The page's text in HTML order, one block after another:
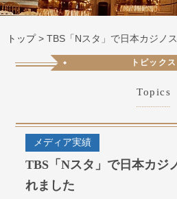
トップ> TBS「Nスタ」で日本カジノ
トピックス
Topics
メディア実績
TBS「Nスタ」で日本カジ
れました